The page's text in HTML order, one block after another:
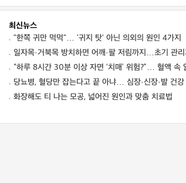
최신뉴스
"한쪽 귀만 먹먹"… '귀지 탓' 아닌 의외의 원인 4가지
일자목·거북목 방치하면 어깨·팔 저림까지…초기 관
“하루 8시간 30분 이상 자면 ‘치매’ 위험?”… 혈액 속
당뇨병, 혈당만 잡는다고 끝 아냐… 심장·신장·발 건
화장해도 티 나는 모공, 넓어진 원인과 맞춤 치료법